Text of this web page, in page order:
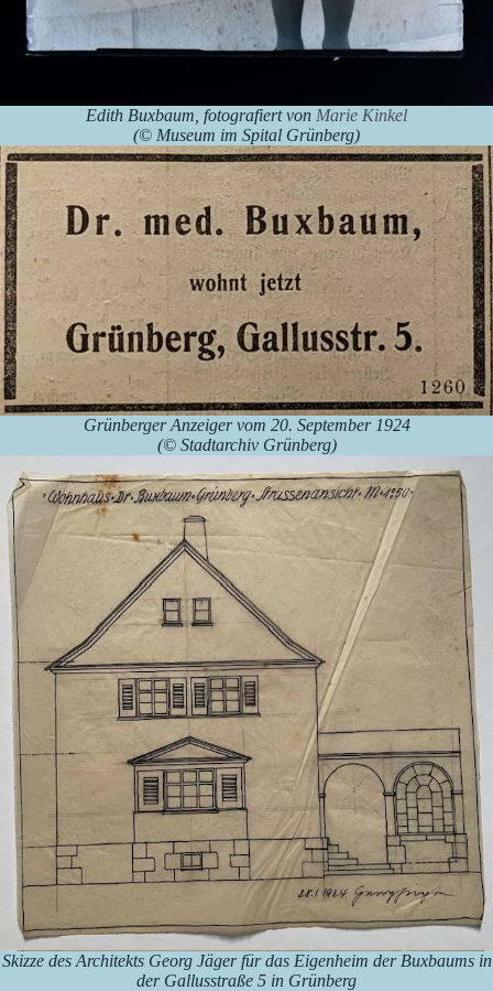
Edith Buxbaum, fotografiert von Marie Kinkel
(© Museum im Spital Grünberg)
Grünberger Anzeiger vom 20. September 1924
(© Stadtarchiv Grünberg)
Skizze des Architekts Georg Jäger für das Eigenheim der Buxbaums in
der Gallusstraße 5 in Grünberg